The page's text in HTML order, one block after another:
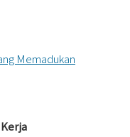
Memadukan